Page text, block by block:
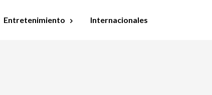
Entretenimiento Internacionales